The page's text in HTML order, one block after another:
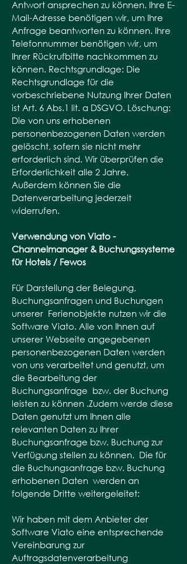
Antwort ansprechen zu können. Ihre E-
Mail-Adresse benötigen wir, um Ihre
Anfrage beantworten zu können. Ihre
Telefonnummer benötigen wir, um
Ihrer Rückrufbitte nachkommen zu
können. Rechtsgrundlage: Die
Rechtsgrundlage für die
vorbeschriebene Nutzung Ihrer Daten
ist Art. 6 Abs.1 lit. a DSGVO. Löschung:
Die von uns erhobenen
personenbezogenen Daten werden
gelöscht, sofern sie nicht mehr
erforderlich sind. Wir überprüfen die
Erforderlichkeit alle 2 Jahre.
Außerdem können Sie die
Datenverarbeitung jederzeit
widerrufen.
Verwendung von Viato -
Channelmanager & Buchungssysteme
für Hotels / Fewos
Für Darstellung der Belegung,
Buchungsanfragen und Buchungen
unserer Ferienobjekte nutzen wir die
Software Viato. Alle von Ihnen auf
unserer Webseite angegebenen
personenbezogenen Daten werden
von uns verarbeitet und genutzt, um
die Bearbeitung der
Buchungsanfrage bzw. der Buchung
leisten zu können .Zudem werde diese
Daten genutzt um Ihnen alle
relevanten Daten zu Ihrer
Buchungsanfrage bzw. Buchung zur
Verfügung stellen zu können. Die für
die Buchungsanfrage bzw. Buchung
erhobenen Daten werden an
folgende Dritte weitergeleitet:
Wir haben mit dem Anbieter der
Software Viato eine entsprechende
Vereinbarung zur
Auftragsdatenverarbeitung